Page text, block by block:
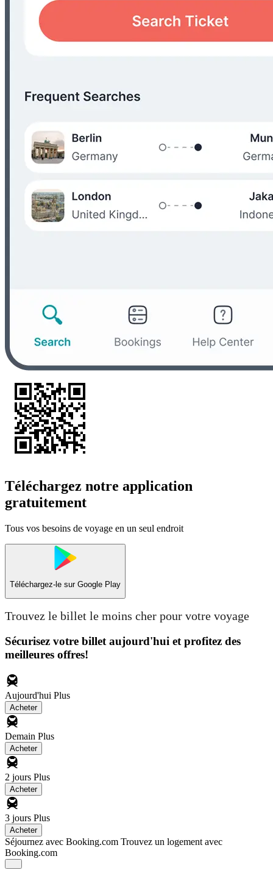
Téléchargez notre application
gratuitement
Tous vos besoins de voyage en un seul endroit
Téléchargez-le sur Google Play
Trouvez le billet le moins cher pour votre voyage
Sécurisez votre billet aujourd'hui et profitez des
meilleures offres!
Aujourd'hui Plus
Acheter
Demain Plus
Acheter
2 jours Plus
Acheter
3 jours Plus
Acheter
Séjournez avec Booking.com Trouvez un logement avec
Booking.com